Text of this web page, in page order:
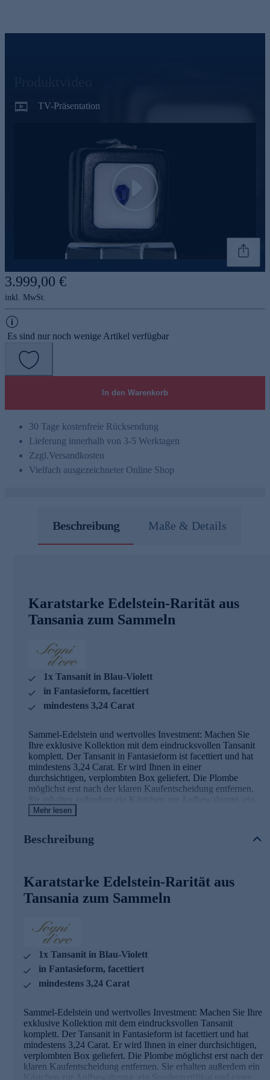
TV-Präsentation
Play
3.999,00 €
inkl. MwSt.
Es sind nur noch wenige Artikel verfügbar
In den Warenkorb
30 Tage kostenfreie Rücksendung
Lieferung innerhalb von 3-5 Werktagen
Zzgl.Versandkosten
Vielfach ausgezeichneter Online Shop
Beschreibung Maße & Details
Karatstarke Edelstein-Rarität aus
Tansania zum Sammeln
1x Tansanit in Blau-Violett
in Fantasieform, facettiert
mindestens 3,24 Carat
Sammel-Edelstein und wertvolles Investment: Machen Sie
Ihre exklusive Kollektion mit dem eindrucksvollen Tansanit
komplett. Der Tansanit in Fantasieform ist facettiert und hat
mindestens 3,24 Carat. Er wird Ihnen in einer
durchsichtigen, verplombten Box geliefert. Die Plombe
möglichst erst nach der klaren Kaufentscheidung entfernen.
Sie erhalten außerdem ein Kästchen zur Aufbewahrung, ein
Sonderzertifikat und einen Hinweis zur Entfernung der
Qualität hat Priorität
keine Kompromisse ein. Aus diesem Grund werden unsere
Schmuckwaren von unserer Qualitätssicherung und seitens
des Lieferanten strengsten Prüfprozessen unterzogen. Unter
Konformität mit den Bestimmungen der Schweizer
Edelmetallkontrollgesetzgebung.
Bestellen Sie mit diesem Tansanit einen ebenso
wunderschönen wie hochwertigen Edelstein zum
Mehr lesen
Beschreibung
Karatstarke Edelstein-Rarität aus
Tansania zum Sammeln
1x Tansanit in Blau-Violett
in Fantasieform, facettiert
mindestens 3,24 Carat
Sammel-Edelstein und wertvolles Investment: Machen Sie Ihre
exklusive Kollektion mit dem eindrucksvollen Tansanit
komplett. Der Tansanit in Fantasieform ist facettiert und hat
mindestens 3,24 Carat. Er wird Ihnen in einer durchsichtigen,
verplombten Box geliefert. Die Plombe möglichst erst nach der
klaren Kaufentscheidung entfernen. Sie erhalten außerdem ein
Kästchen zur Aufbewahrung, ein Sonderzertifikat und einen